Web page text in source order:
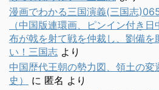
漫画でわかる三国演義(三国志
（中国版連環画、ピンイン付き日
布が戟を射て戦を仲裁し、劉備を
い！三国志 より
中国歴代王朝の勢力図、領土の
史）
に 匿名 より